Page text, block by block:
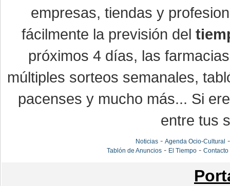
empresas, tiendas y
fácilmente la previsión del
próximos 4 días, las
múltiples sorteos semanales,
pacenses y mucho más... Si
entre tus
Noticias- Agenda Ocio-Cultural
Tablón de Anuncios- El Tiempo- Contacto